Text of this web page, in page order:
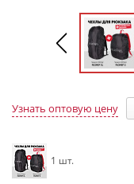
Узнать оптовую цену
1 шт.